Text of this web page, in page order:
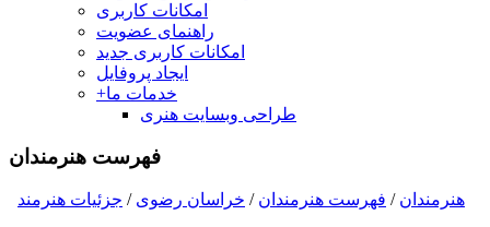
امکانات کاربری
راهنمای عضویت
امکانات کاربری جدید
ایجاد پروفایل
+خدمات ما
طراحی وبسایت هنری
فهرست هنرمندان
هنرمندان / فهرست هنرمندان / خراسان رضوی / جزئیات هنرمند